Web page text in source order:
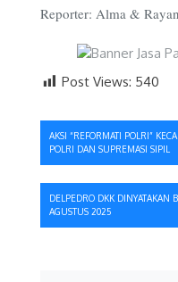
Reporter: Alma &
Post Views: 540
Navigasi
pos
AKSI “REFORMATI POLRI”
POLRI DAN SUPREMASI SIPIL
DELPEDRO DKK DINYATAKAN
AGUSTUS 2025